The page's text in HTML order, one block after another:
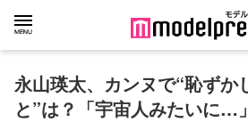
永山瑛太、カンヌで“恥ずか
と”は？「宇宙人みたいに…